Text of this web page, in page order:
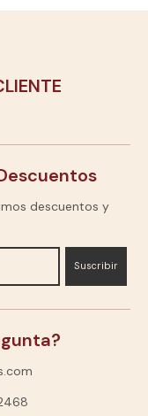
descuentos y
Suscribir